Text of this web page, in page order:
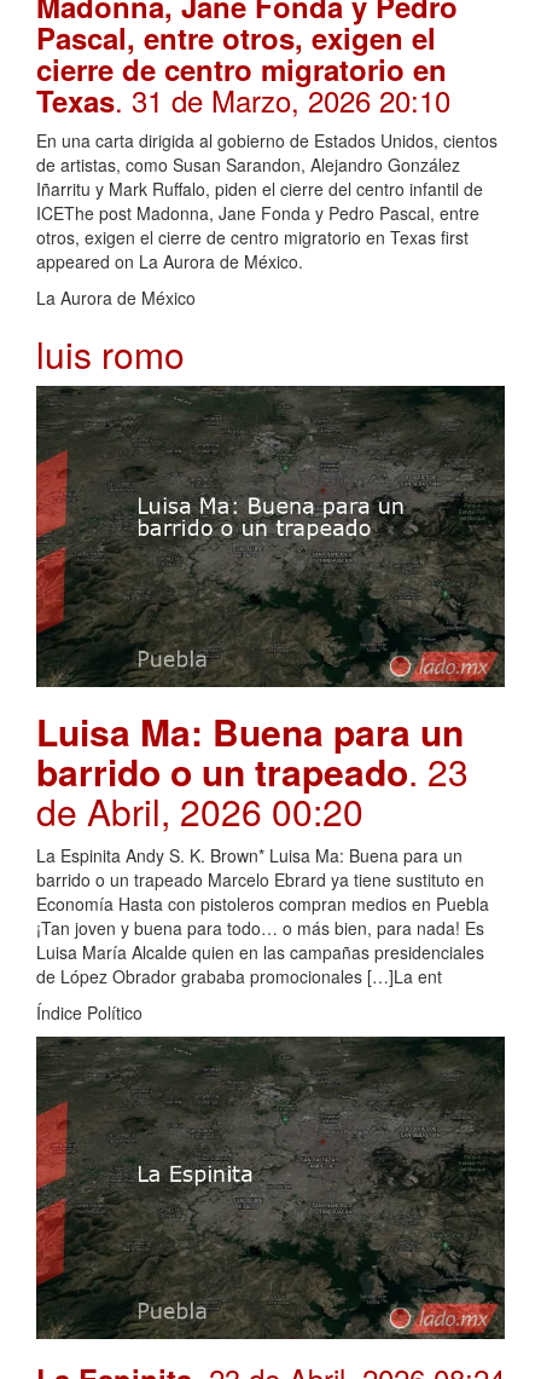
Pascal, entre otros, exigen el
cierre de centro migratorio en
Texas. 31 de Marzo, 2026 20:10
En una carta dirigida al gobierno de Estados Unidos, cientos
de artistas, como Susan Sarandon, Alejandro González
Iñarritu y Mark Ruffalo, piden el cierre del centro infantil de
ICEThe post Madonna, Jane Fonda y Pedro Pascal, entre
otros, exigen el cierre de centro migratorio en Texas first
appeared on La Aurora de México.
La Aurora de México
luis romo
Luisa Ma: Buena para un
barrido o un trapeado. 23
de Abril, 2026 00:20
La Espinita Andy S. K. Brown* Luisa Ma: Buena para un
barrido o un trapeado Marcelo Ebrard ya tiene sustituto en
Economía Hasta con pistoleros compran medios en Puebla
¡Tan joven y buena para todo… o más bien, para nada! Es
Luisa María Alcalde quien en las campañas presidenciales
de López Obrador grababa promocionales […]La ent
Índice Político